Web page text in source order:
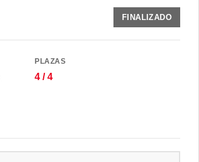
FINALIZADO
PLAZAS
4 / 4